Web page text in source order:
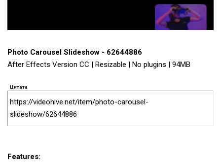
Photo Carousel Slideshow - 62644886
After Effects Version CC | Resizable | No plugins | 94MB
Цитата
https://videohive.net/item/photo-carousel-
slideshow/62644886
Features: